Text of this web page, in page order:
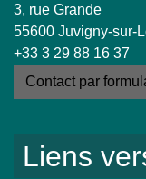
3, rue Grande
55600 Juvigny-sur-
+33 3 29 88 16 37
Contact par
Liens